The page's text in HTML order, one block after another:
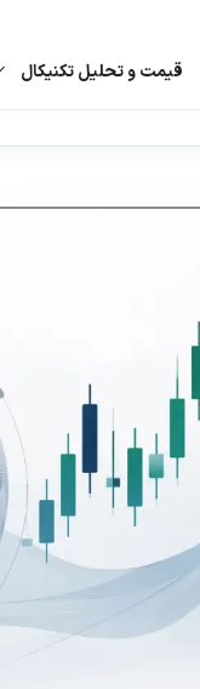
قیمت و تحلیل تکنیکال